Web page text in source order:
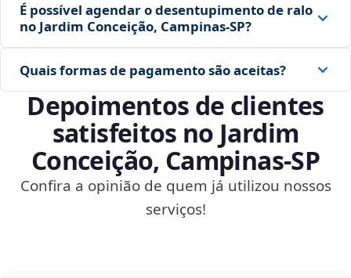
É possível agendar o desentupimento de ralo
no Jardim Conceição, Campinas‑SP?
Quais formas de pagamento são aceitas?
Depoimentos de clientes
satisfeitos no Jardim
Conceição, Campinas‑SP
Confira a opinião de quem já utilizou nossos
serviços!